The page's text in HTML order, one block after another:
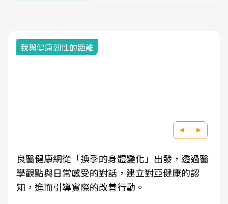
我與健康韌性的距離
良醫健康網從「換季的身體變化」出發，透過醫
學觀點與日常感受的對話，建立對亞健康的認
知，進而引導實際的改善行動。